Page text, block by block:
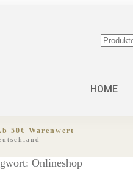
Suchen
HOME
50€ Warenwert
Onlineshop